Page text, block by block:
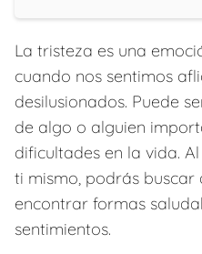
La tristeza es una
cuando nos sentimos
desilusionados. Puede
de algo o alguien
dificultades en la vida.
ti mismo, podrás
encontrar formas
sentimientos.